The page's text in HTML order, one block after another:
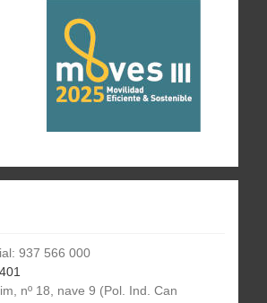
937 566 000
nº 18, nave 9 (Pol. Ind. Can